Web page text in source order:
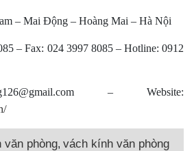
– Mai Động – Hoàng Mai – Hà Nội
– Fax: 024 3997 8085 – Hotline: 0912
– Website:
văn phòng, vách kính văn phòng